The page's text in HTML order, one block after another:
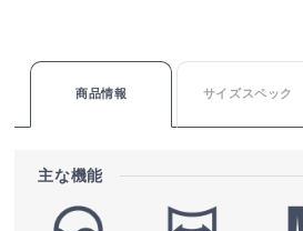
商品情報 サイズスペック
主な機能